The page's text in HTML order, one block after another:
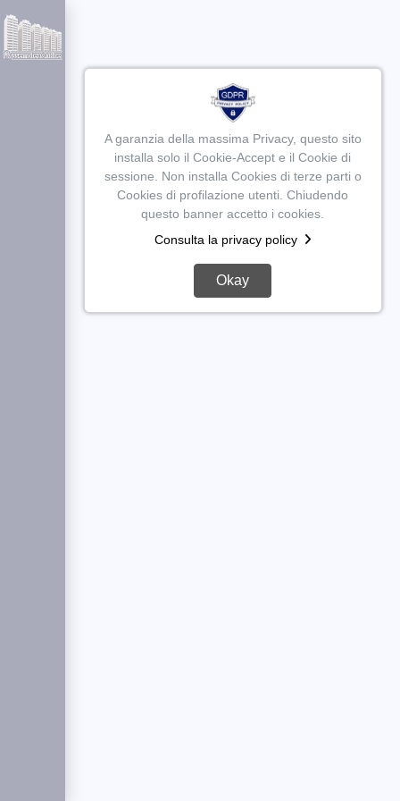
A garanzia della massima Privacy, questo sito
installa solo il Cookie-Accept e il Cookie di
sessione. Non installa Cookies di terze parti o
Cookies di profilazione utenti. Chiudendo
questo banner accetto i cookies.
Consulta la privacy policy
Okay